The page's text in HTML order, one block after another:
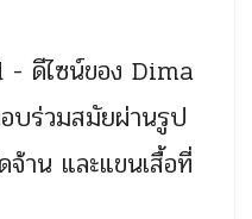
ดีไซน์ของ Dima
บร่วมสมัยผ่านรูป
าน และแขนเสื้อที่